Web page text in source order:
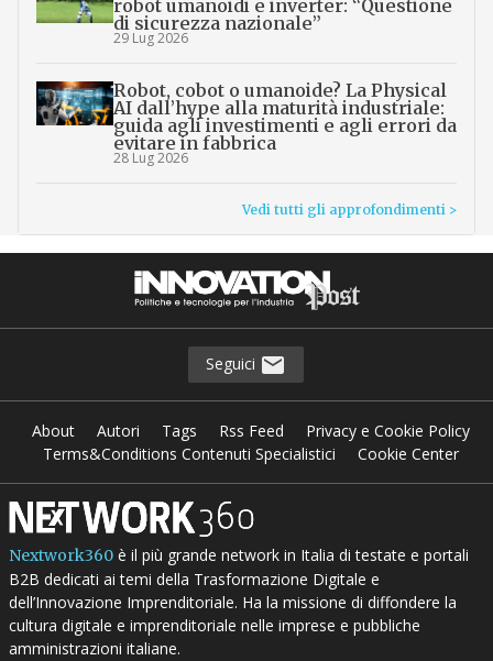
robot umanoidi e inverter: “Questione
di sicurezza nazionale”
29 Lug 2026
Robot, cobot o umanoide? La Physical
AI dall’hype alla maturità industriale:
guida agli investimenti e agli errori da
evitare in fabbrica
28 Lug 2026
Vedi tutti gli approfondimenti >
Seguici
About Autori Tags Rss Feed
Privacy e Cookie Policy
Terms&Conditions Contenuti Specialistici
Cookie Center
Nextwork360è il più grande network in Italia di testate e portali
B2B dedicati ai temi della Trasformazione Digitale e
dell’Innovazione Imprenditoriale. Ha la missione di diffondere la
cultura digitale e imprenditoriale nelle imprese e pubbliche
amministrazioni italiane.